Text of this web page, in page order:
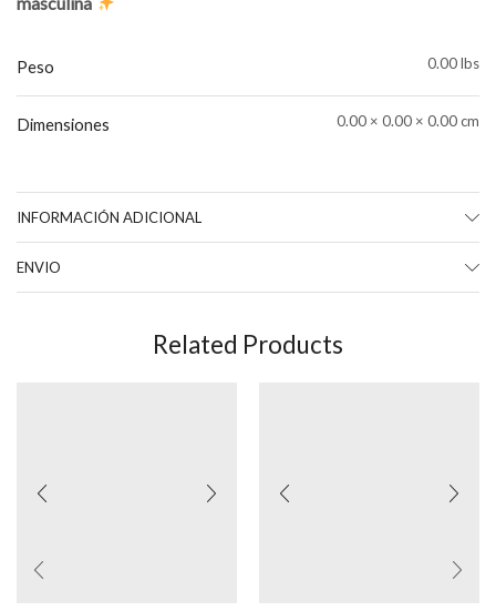
Peso 0.00 lbs
Dimensiones 0.00 × 0.00 × 0.00 cm
INFORMACIÓN ADICIONAL
ENVIO
Related Products